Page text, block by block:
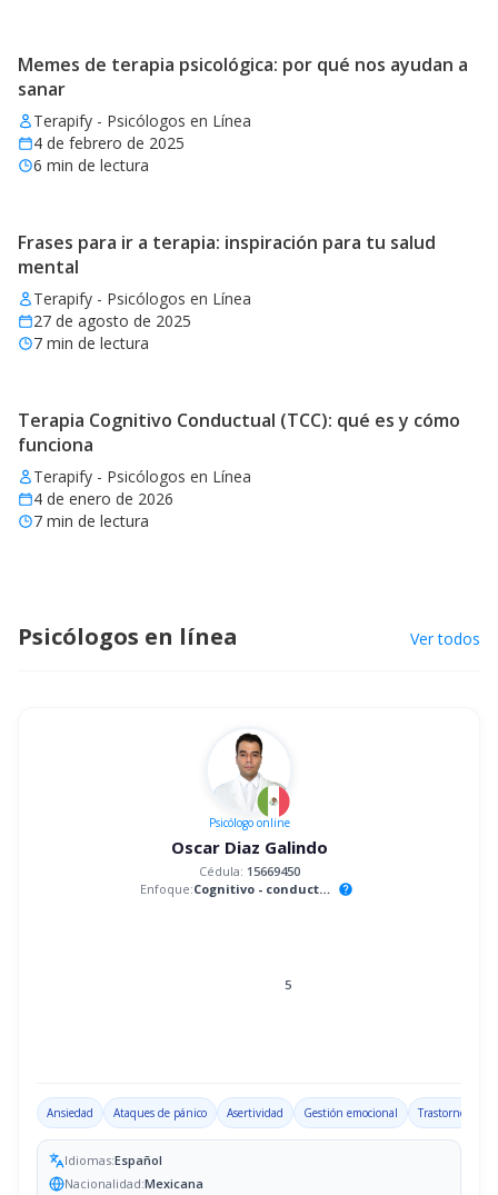
Memes de terapia psicológica: por qué nos ayudan a
sanar
Terapify - Psicólogos en Línea
4 de febrero de 2025
6 min de lectura
Frases para ir a terapia: inspiración para tu salud
mental
Terapify - Psicólogos en Línea
27 de agosto de 2025
7 min de lectura
Terapia Cognitivo Conductual (TCC): qué es y cómo
funciona
Terapify - Psicólogos en Línea
4 de enero de 2026
7 min de lectura
Psicólogos en línea Ver todos
Psicólogoonline
Oscar Diaz Galindo
Cédula: 15669450
Enfoque:
Cognitivo - conductual help
5
Ansiedad Ataques de pánico Asertividad Gestión emocional Trastorno por
Idiomas:Español
Nacionalidad:Mexicana